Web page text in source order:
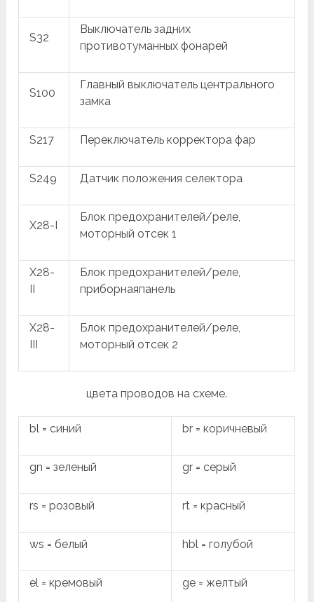
S32
Выключатель задних
противотуманных фонарей
S100
Главный выключатель центрального
замка
S217 Переключатель корректора фар
S249 Датчик положения селектора
X28-I
Блок предохранителей/реле,
моторный отсек 1
X28-
Блок предохранителей/реле,
приборнаяпанель
X28-
Блок предохранителей/реле,
моторный отсек 2
цвета проводов на схеме.
bl = синий br = коричневый
gn = зеленый gr = серый
rs = розовый rt = красный
ws = белый hbl = голубой
el = кремовый ge = желтый